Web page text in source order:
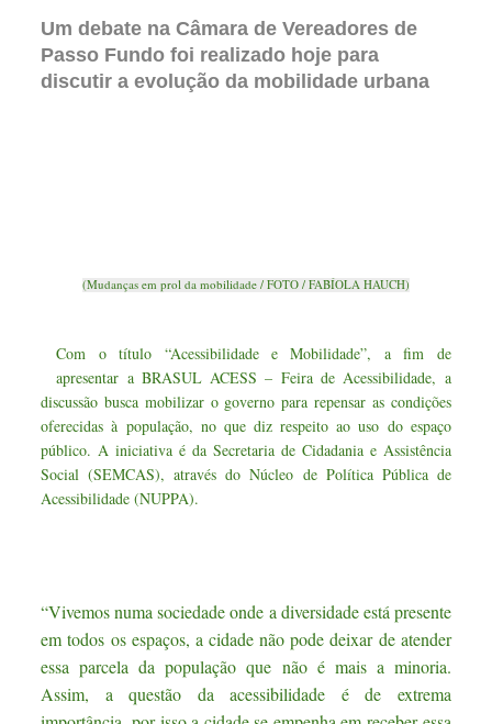
Um debate na Câmara de Vereadores de
Passo Fundo foi realizado hoje para
discutir a evolução da mobilidade urbana
(Mudanças em prol da mobilidade / FOTO / FABÍOLA HAUCH)
Com o título “Acessibilidade e Mobilidade”, a fim de
apresentar a BRASUL ACESS – Feira de Acessibilidade, a
discussão busca mobilizar o governo para repensar as condições
oferecidas à população, no que diz respeito ao uso do espaço
público. A iniciativa é da Secretaria de Cidadania e Assistência
Social (SEMCAS), através do Núcleo de Política Pública de
Acessibilidade (NUPPA).
“Vivemos numa sociedade onde a diversidade está presente
em todos os espaços, a cidade não pode deixar de atender
essa parcela da população que não é mais a minoria.
Assim, a questão da acessibilidade é de extrema